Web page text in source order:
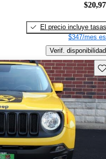
El precio incluye tasas
$347/mes
Verif. disponibilidad